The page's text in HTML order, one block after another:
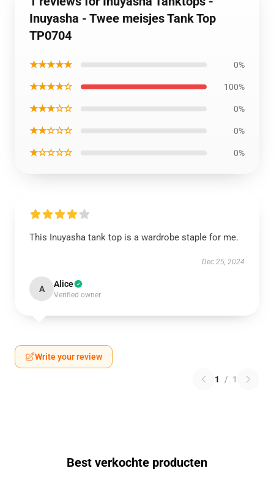
Inuyasha - Twee meisjes Tank Top
TP0704
★★★★★ 0%
★★★★☆ 100%
★★★☆☆ 0%
★★☆☆☆ 0%
★☆☆☆☆ 0%
This Inuyasha tank top is a wardrobe staple for me.
Dec 25, 2024
A Alice
Verified owner
Write your review
1 / 1
Best verkochte producten